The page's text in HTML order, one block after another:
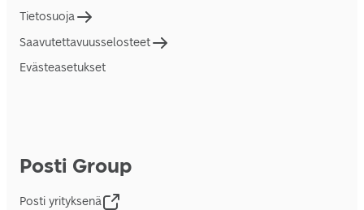
Tietosuoja
Saavutettavuusselosteet
Evästeasetukset
Posti Group
Posti yrityksenä